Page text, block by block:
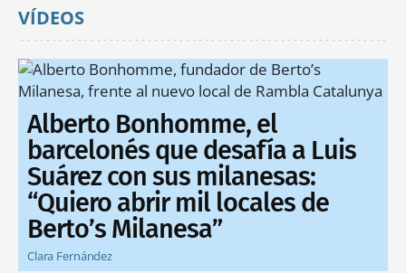
VÍDEOS
Alberto Bonhomme, el
barcelonés que desafía a Luis
Suárez con sus milanesas:
“Quiero abrir mil locales de
Berto’s Milanesa”
Clara Fernández